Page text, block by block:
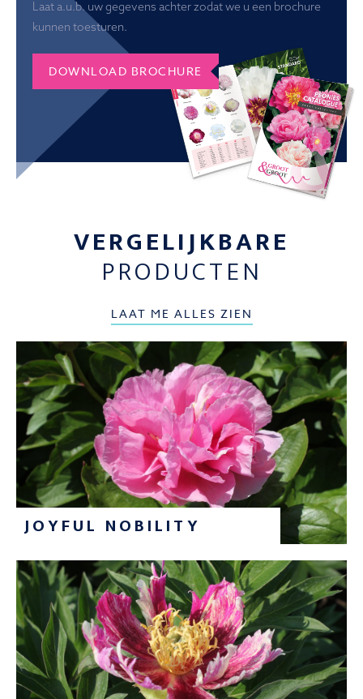
Laat a.u.b. uw gegevens achter zodat we u een brochure
kunnen toesturen.
DOWNLOAD BROCHURE
VERGELIJKBARE
PRODUCTEN
LAAT ME ALLES ZIEN
JOYFUL NOBILITY